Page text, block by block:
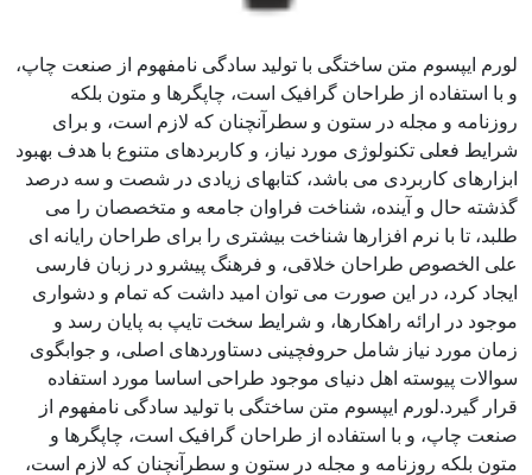
لورم ایپسوم متن ساختگی با تولید سادگی نامفهوم از صنعت چاپ،
و با استفاده از طراحان گرافیک است، چاپگرها و متون بلکه
روزنامه و مجله در ستون و سطرآنچنان که لازم است، و برای
شرایط فعلی تکنولوژی مورد نیاز، و کاربردهای متنوع با هدف بهبود
ابزارهای کاربردی می باشد، کتابهای زیادی در شصت و سه درصد
گذشته حال و آینده، شناخت فراوان جامعه و متخصصان را می
طلبد، تا با نرم افزارها شناخت بیشتری را برای طراحان رایانه ای
علی الخصوص طراحان خلاقی، و فرهنگ پیشرو در زبان فارسی
ایجاد کرد، در این صورت می توان امید داشت که تمام و دشواری
موجود در ارائه راهکارها، و شرایط سخت تایپ به پایان رسد و
زمان مورد نیاز شامل حروفچینی دستاوردهای اصلی، و جوابگوی
سوالات پیوسته اهل دنیای موجود طراحی اساسا مورد استفاده
قرار گیرد.لورم ایپسوم متن ساختگی با تولید سادگی نامفهوم از
صنعت چاپ، و با استفاده از طراحان گرافیک است، چاپگرها و
متون بلکه روزنامه و مجله در ستون و سطرآنچنان که لازم است،